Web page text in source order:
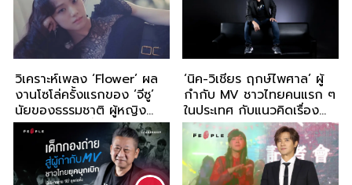
วิเคราะห์เพลง ‘Flower’ ผล
งานโซโล่ครั้งแรกของ ‘จีซู’
นัยของธรรมชาติ ผู้หญิง
ดนตรี และแฟชั่น
‘นิค-วิเชียร ฤกษ์ไพศาล’ ผู้
กำกับ MV ชาวไทยคนแรก ๆ
ในประเทศ กับแนวคิดเรื่อง
การปรับตัวทันโลก